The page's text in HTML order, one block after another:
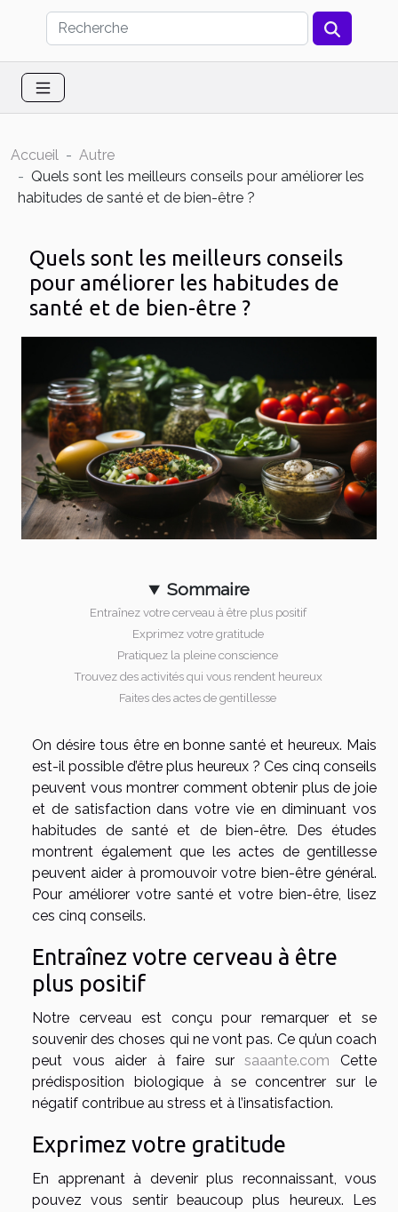
Accueil
Autre
Quels sont les meilleurs conseils pour améliorer les
habitudes de santé et de bien-être ?
Quels sont les meilleurs conseils
pour améliorer les habitudes de
santé et de bien-être ?
Sommaire
Entraînez votre cerveau à être plus positif
Exprimez votre gratitude
Pratiquez la pleine conscience
Trouvez des activités qui vous rendent heureux
Faites des actes de gentillesse
On désire tous être en bonne santé et heureux. Mais
est-il possible d’être plus heureux ? Ces cinq conseils
peuvent vous montrer comment obtenir plus de joie
et de satisfaction dans votre vie en diminuant vos
habitudes de santé et de bien-être. Des études
montrent également que les actes de gentillesse
peuvent aider à promouvoir votre bien-être général.
Pour améliorer votre santé et votre bien-être, lisez
ces cinq conseils.
Entraînez votre cerveau à être
plus positif
Notre cerveau est conçu pour remarquer et se
souvenir des choses qui ne vont pas. Ce qu’un coach
peut vous aider à faire sursaaante.com Cette
prédisposition biologique à se concentrer sur le
négatif contribue au stress et à l’insatisfaction.
Exprimez votre gratitude
En apprenant à devenir plus reconnaissant, vous
pouvez vous sentir beaucoup plus heureux. Les